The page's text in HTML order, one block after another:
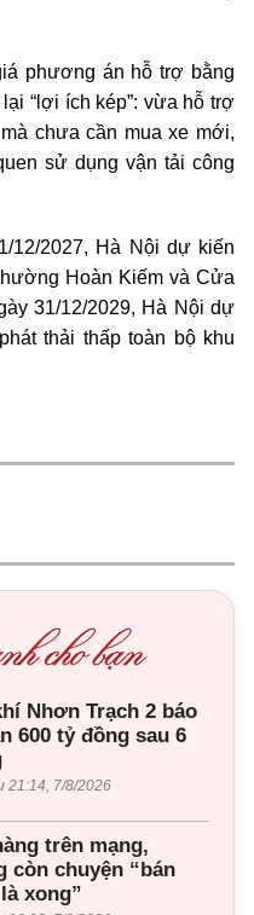
phương án hỗ trợ bằng
“lợi ích kép”: vừa hỗ trợ
chưa cần mua xe mới,
sử dụng vận tải công
12/2027, Hà Nội dự kiến
Hoàn Kiếm và Cửa
31/12/2029, Hà Nội dự
thải thấp toàn bộ khu
Nhơn Trạch 2 báo
600 tỷ đồng sau 6
21:14, 7/8/2026
trên mạng,
còn chuyện “bán
xong”